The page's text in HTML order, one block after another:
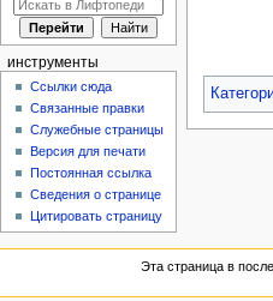
инструменты
Ссылки сюда
Связанные правки
Служебные страницы
Версия для печати
Постоянная ссылка
Сведения о странице
Цитировать страницу
Эта страница в